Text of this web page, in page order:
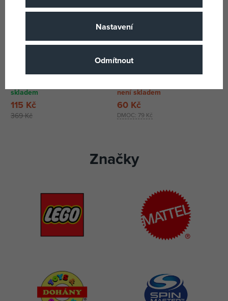
Taroky
skladem
369 Kč
115 Kč
Vykládací karty IH
není skladem
DMOC: 79 Kč
60 Kč
Značky
Nastavení
Odmítnout